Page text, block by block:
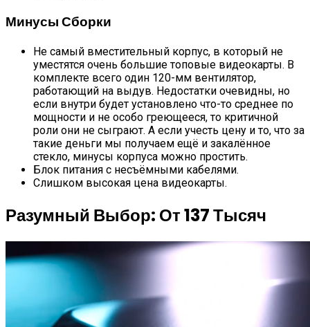
Минусы Сборки
Не самый вместительный корпус, в который не
уместятся очень большие топовые видеокарты. В
комплекте всего один 120-мм вентилятор,
работающий на выдув. Недостатки очевидны, но
если внутри будет установлено что-то среднее по
мощности и не особо греющееся, то критичной
роли они не сыграют. А если учесть цену и то, что за
такие деньги мы получаем ещё и закалённое
стекло, минусы корпуса можно простить.
Блок питания с несъёмными кабелями.
Слишком высокая цена видеокарты.
Разумный Выбор: От 137 Тысяч